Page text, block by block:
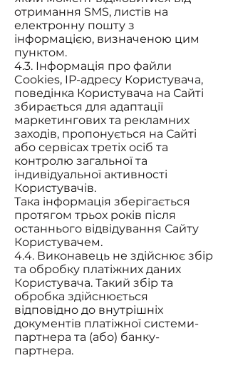
отримання SMS, листів на
електронну пошту з
інформацією, визначеною цим
пунктом.
4.3. Інформація про файли
Cookies, IP-адресу Користувача,
поведінка Користувача на Сайті
збирається для адаптації
маркетингових та рекламних
заходів, пропонується на Сайті
або сервісах третіх осіб та
контролю загальної та
індивідуальної активності
Користувачів.
Така інформація зберігається
протягом трьох років після
останнього відвідування Сайту
Користувачем.
4.4. Виконавець не здійснює збір
та обробку платіжних даних
Користувача. Такий збір та
обробка здійснюється
відповідно до внутрішніх
документів платіжної системи-
партнера та (або) банку-
партнера.